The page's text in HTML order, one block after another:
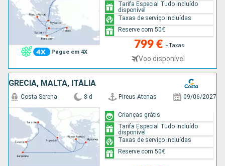
Pague em 4X
799 € +Taxas
Voo disponível
Tarifa Especial Tudo incluído
disponível
Taxas de serviço incluídas
Reserve com 50€
GRÉCIA, MALTA, ITÁLIA
Costa Serena 8 d Pireus Atenas 09/06/2027
Crianças grátis
Tarifa Especial Tudo incluído
disponível
Taxas de serviço incluídas
Reserve com 50€